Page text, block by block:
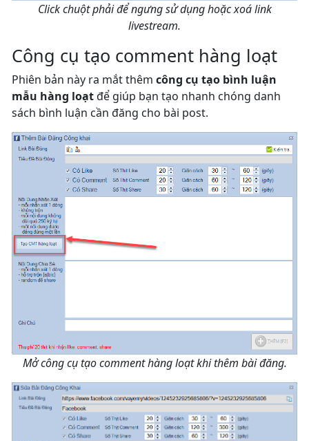
Click chuột phải để ngưng sử dụng hoặc xoá link
livestream.
Công cụ tạo comment hàng loạt
Phiên bản này ra mắt thêm công cụ tạo bình luận
mẫu hàng loạtđể giúp bạn tạo nhanh chóng danh
sách bình luận cần đăng cho bài post.
Mở công cụ tạo comment hàng loạt khi thêm bài đăng.